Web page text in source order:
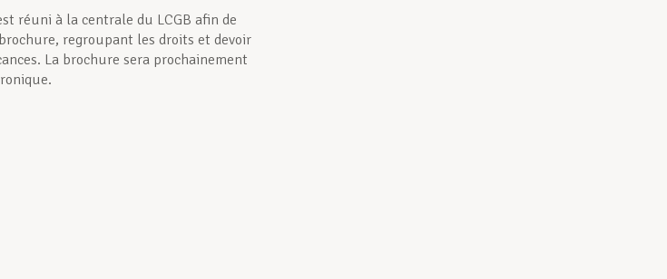
réuni à la centrale du LCGB afin de
regroupant les droits et devoir
La brochure sera prochainement